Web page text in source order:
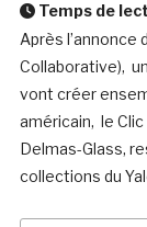
Temps de
Après l’annonce
Collaborative),
vont créer
américain, le
Delmas-Glass,
collections du